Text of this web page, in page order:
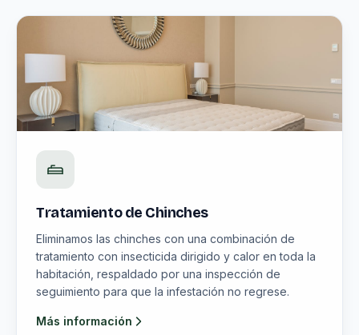
Tratamiento de Chinches
Eliminamos las chinches con una combinación de
tratamiento con insecticida dirigido y calor en toda la
habitación, respaldado por una inspección de
seguimiento para que la infestación no regrese.
Más información